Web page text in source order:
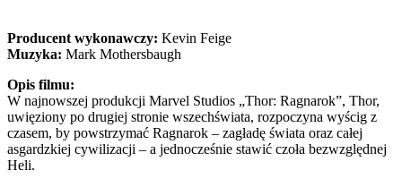
Producent wykonawczy: Kevin Feige
Muzyka: Mark Mothersbaugh
Opis filmu:
W najnowszej produkcji Marvel Studios „Thor: Ragnarok”, Thor,
uwięziony po drugiej stronie wszechświata, rozpoczyna wyścig z
czasem, by powstrzymać Ragnarok – zagładę świata oraz całej
asgardzkiej cywilizacji – a jednocześnie stawić czoła bezwzględnej
Heli.